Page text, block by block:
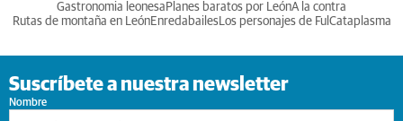
Gastronomia leonesa Planes baratos por LeónA la contra
Rutas de montaña en LeónEnredabailesLos personajes de Ful Cataplasma
Suscríbete a nuestra newsletter
Nombre